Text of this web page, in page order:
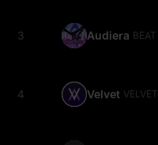
3 Audiera BEAT
4 Velvet VELVET